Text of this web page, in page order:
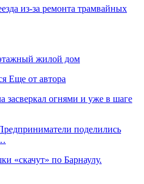
из-за ремонта трамвайных
жилой дом
Еще от автора
засверкал огнями и уже в шаге
поделились
«скачут» по Барнаулу.